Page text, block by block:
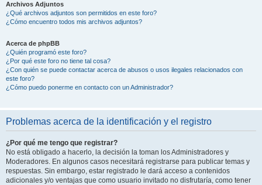
Archivos Adjuntos
¿Qué archivos adjuntos son permitidos en este foro?
¿Cómo encuentro todos mis archivos adjuntos?
Acerca de phpBB
¿Quién programó este foro?
¿Por qué este foro no tiene tal cosa?
¿Con quién se puede contactar acerca de abusos o usos ilegales relacionados con
este foro?
¿Cómo puedo ponerme en contacto con un Administrador?
Problemas acerca de la identificación y el registro
¿Por qué me tengo que registrar?
No está obligado a hacerlo, la decisión la toman los Administradores y
Moderadores. En algunos casos necesitará registrarse para publicar temas y
respuestas. Sin embargo, estar registrado le dará acceso a contenidos
adicionales y/o ventajas que como usuario invitado no disfrutaría, como tener